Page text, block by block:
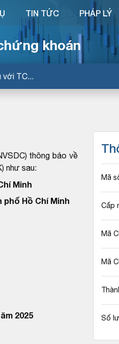
khoán
TC...
TIN TỨC PHÁP LÝ
thông báo về
như sau:
Minh
Hồ Chí Minh
2025
Mã
Cấp
Mã
Mã
Số